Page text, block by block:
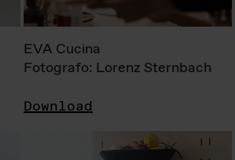
EVA Cucina
Fotografo: Lorenz Sternbach
Download